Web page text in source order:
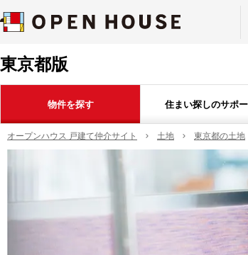
東京都版
物件を探す 住まい探しのサポ
オープンハウス 戸建て仲介サイト 土地 東京都の土地